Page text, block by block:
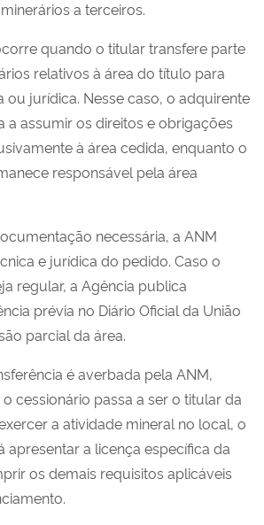
a terceiros.
quando o titular transfere parte
relativos à área do título para
ou jurídica. Nesse caso, o adquirente
a assumir os direitos e obrigações
à área cedida, enquanto o
responsável pela área
necessária, a ANM
e jurídica do pedido. Caso o
regular, a Agência publica
prévia no Diário Oficial da União
parcial da área.
é averbada pela ANM,
cessionário passa a ser o titular da
a atividade mineral no local, o
apresentar a licença específica da
os demais requisitos aplicáveis